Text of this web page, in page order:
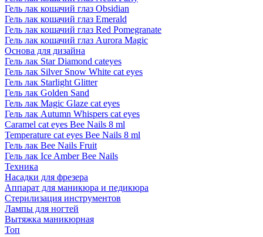
Гель лак кошачий глаз Obsidian
Гель лак кошачий глаз Emerald
Гель лак кошачий глаз Red Pomegranate
Гель лак кошачий глаз Aurora Magic
Основа для дизайна
Гель лак Star Diamond cateyes
Гель лак Silver Snow White cat eyes
Гель лак Starlight Glitter
Гель лак Golden Sand
Гель лак Magic Glaze cat eyes
Гель лак Autumn Whispers cat eyes
Caramel cat eyes Bee Nails 8 ml
Temperature cat eyes Bee Nails 8 ml
Гель лак Bee Nails Fruit
Гель лак Ice Amber Bee Nails
Техника
Насадки для фрезера
Аппарат для маникюра и педикюра
Стерилизация инструментов
Лампы для ногтей
Вытяжка маникюрная
Топ